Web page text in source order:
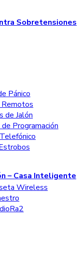
Sobretensiones
Pánico
de Jalón
Programación
– Casa Inteligente
Wireless